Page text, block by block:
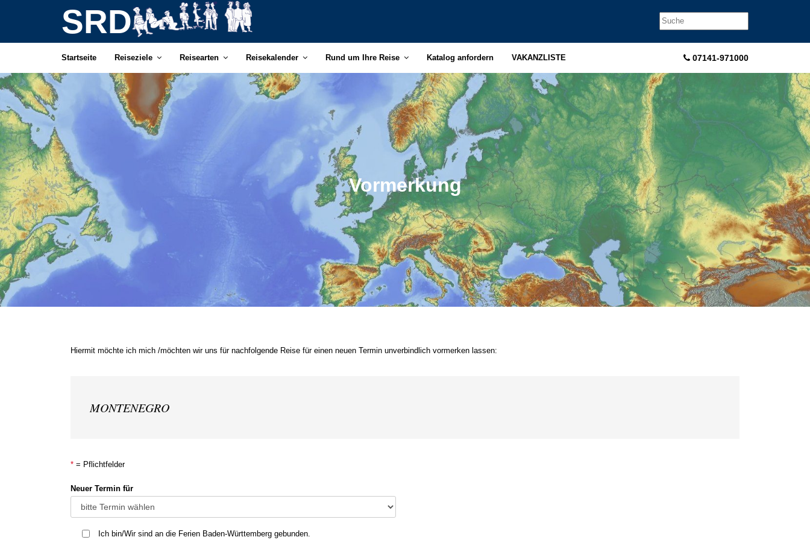
SRD
Startseite Reiseziele Reisearten Reisekalender Rund um Ihre Reise Katalog anfordern VAKANZLISTE 07141-971000
Vormerkung
Hiermit möchte ich mich /möchten wir uns für nachfolgende Reise für einen neuen Termin unverbindlich vormerken lassen:
MONTENEGRO
* = Pflichtfelder
Neuer Termin für
Ich bin/Wir sind an die Ferien Baden-Württemberg gebunden.